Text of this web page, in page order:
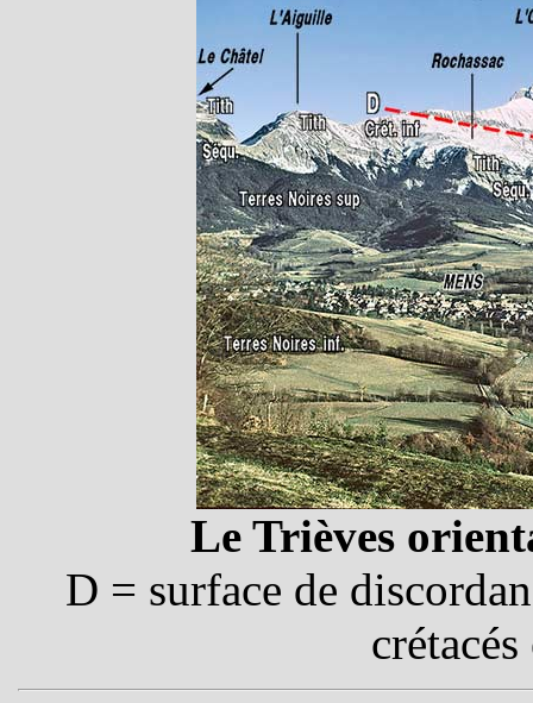
Le Trièves
D = surface de